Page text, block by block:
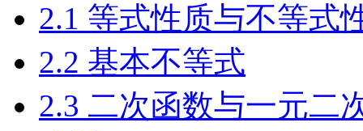
2.1 等式性质与不等式
2.2 基本不等式
2.3 二次函数与一元二